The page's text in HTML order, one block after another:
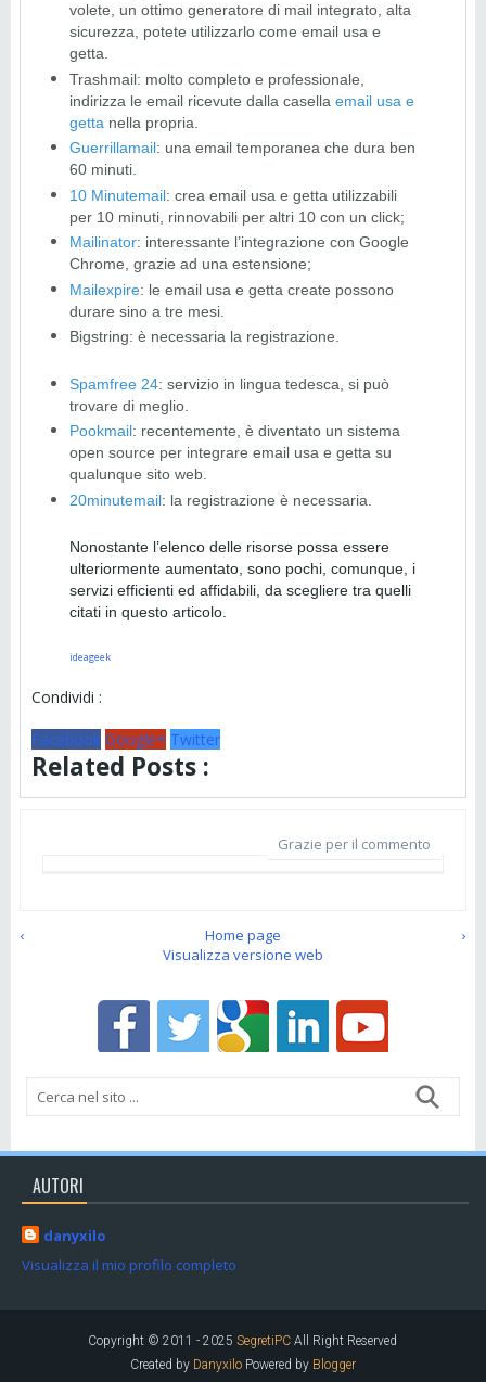
volete, un ottimo generatore di mail integrato, alta
sicurezza, potete utilizzarlo come email usa e
getta.
Trashmail: molto completo e professionale,
indirizza le email ricevute dalla casella email usa e
getta nella propria.
Guerrillamail: una email temporanea che dura ben
60 minuti.
10 Minutemail: crea email usa e getta utilizzabili
per 10 minuti, rinnovabili per altri 10 con un click;
Mailinator: interessante l’integrazione con Google
Chrome, grazie ad una estensione;
Mailexpire: le email usa e getta create possono
durare sino a tre mesi.
Bigstring: è necessaria la registrazione.
Spamfree 24: servizio in lingua tedesca, si può
trovare di meglio.
Pookmail: recentemente, è diventato un sistema
open source per integrare email usa e getta su
qualunque sito web.
20minutemail: la registrazione è necessaria.
Nonostante l’elenco delle risorse possa essere
ulteriormente aumentato, sono pochi, comunque, i
servizi efficienti ed affidabili, da scegliere tra quelli
citati in questo articolo.
ideageek
Condividi :
Facebook Google+ Twitter
Related Posts :
Grazie per il commento
‹ ›
Home page
Visualizza versione web
AUTORI
danyxilo
Visualizza il mio profilo completo
Copyright © 2011 - 2025SegretiPC All Right Reserved
Created by DanyxiloPowered by Blogger